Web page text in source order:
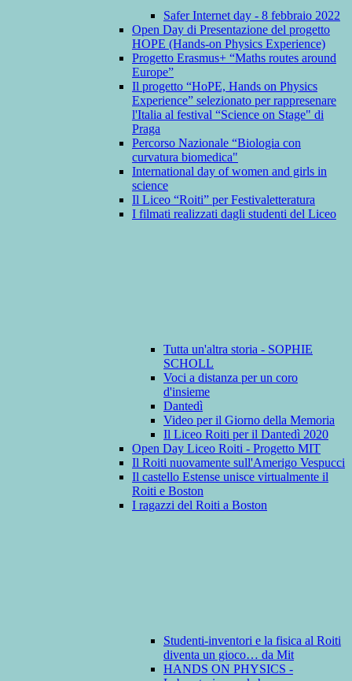
Safer Internet day - 8 febbraio 2022
Open Day di Presentazione del progetto
HOPE (Hands-on Physics Experience)
Progetto Erasmus+ “Maths routes around
Europe”
Il progetto “HoPE, Hands on Physics
Experience” selezionato per rappresenare
l'Italia al festival “Science on Stage" di
Praga
Percorso Nazionale “Biologia con
curvatura biomedica"
International day of women and girls in
science
Il Liceo “Roiti” per Festivaletteratura
I filmati realizzati dagli studenti del Liceo
Tutta un'altra storia - SOPHIE
SCHOLL
Voci a distanza per un coro
d'insieme
Dantedì
Video per il Giorno della Memoria
Il Liceo Roiti per il Dantedì 2020
Open Day Liceo Roiti - Progetto MIT
Il Roiti nuovamente sull'Amerigo Vespucci
Il castello Estense unisce virtualmente il
Roiti e Boston
I ragazzi del Roiti a Boston
Studenti-inventori e la fisica al Roiti
diventa un gioco… da Mit
HANDS ON PHYSICS -